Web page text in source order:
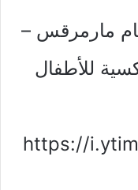
مارمرقس –
للأطفال
https://